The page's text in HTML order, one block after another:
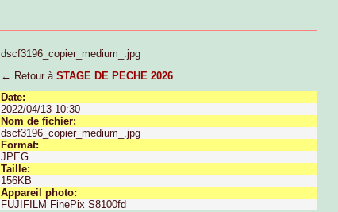
dscf3196_copier_medium_.jpg
← Retour àSTAGE DE PECHE 2026
Date:
2022/04/13 10:30
Nom de fichier:
dscf3196_copier_medium_.jpg
Format:
JPEG
Taille:
156KB
Appareil photo:
FUJIFILM FinePix S8100fd